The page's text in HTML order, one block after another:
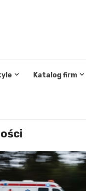
Katalog firm